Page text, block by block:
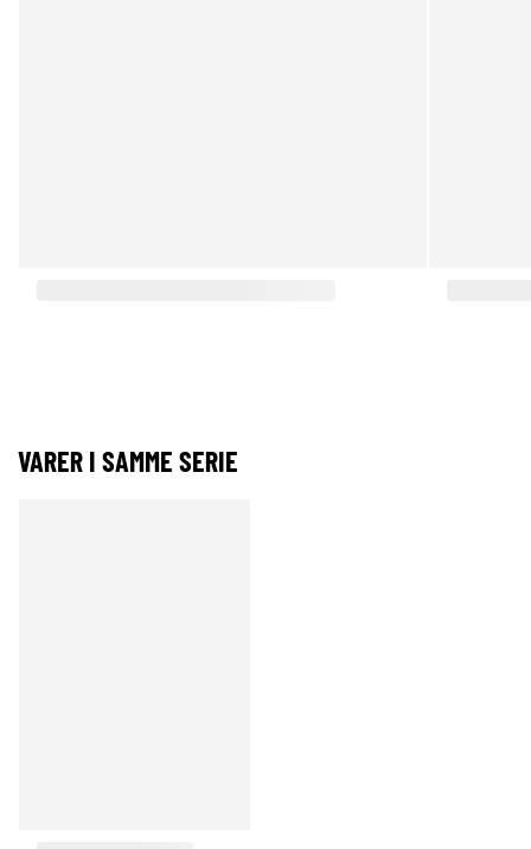
VARER I SAMME SERIE